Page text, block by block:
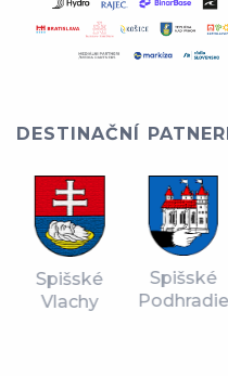
DESTINAČNÍ PATNERI
Spišské
Vlachy
Spišské
Podhradie